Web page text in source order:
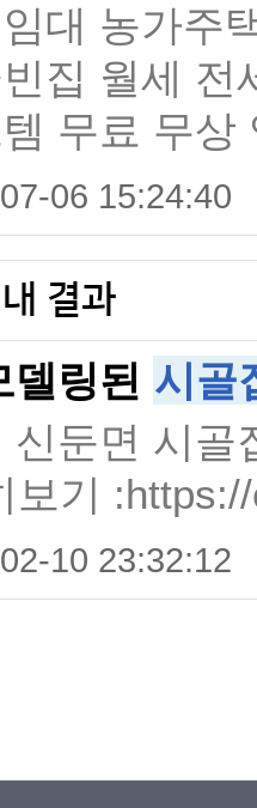
대 농가주
집 월세
무료 무
06 15:24:40
결과
델링된 시골
신둔면 시
보기
10 23:32:12